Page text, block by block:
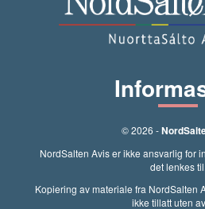
© 2026 -
NordSalten Avis er ikke ansvarlig for
det lenkes til.
Kopiering av materiale fra NordSalten
ikke tillatt uten